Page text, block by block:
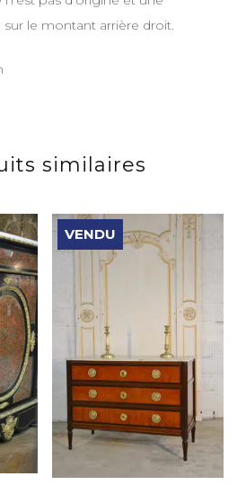
le montant arrière droit.
similaires
VENDU